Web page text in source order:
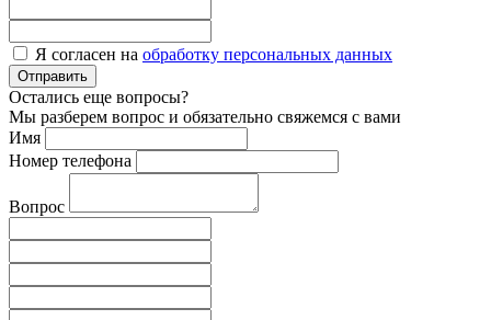
Я согласен на обработку персональных данных
Отправить
Остались еще вопросы?
Мы разберем вопрос и обязательно свяжемся с вами
Имя
Номер телефона
Вопрос